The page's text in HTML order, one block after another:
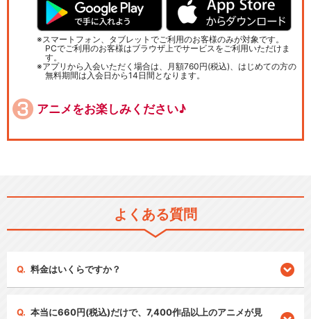
スマートフォン、タブレットでご利用のお客様のみが対象です。
PCでご利用のお客様はブラウザ上でサービスをご利用いただけま
す。
アプリから入会いただく場合は、月額760円(税込)、はじめての方の
無料期間は入会日から14日間となります。
アニメをお楽しみください♪
よくある質問
料金はいくらですか？
本当に660円(税込)だけで、7,400作品以上のアニメが見